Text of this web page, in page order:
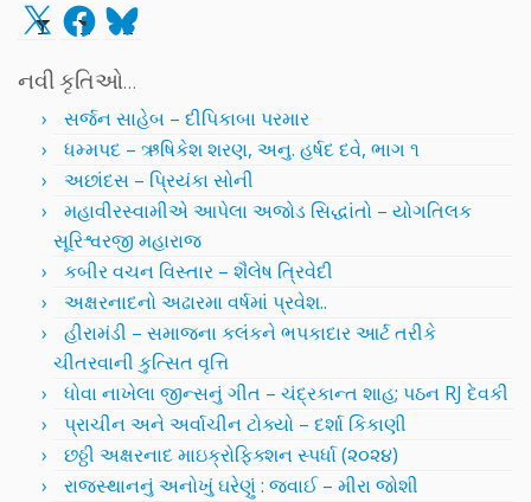
X Facebook
Bluesky
નવી કૃતિઓ…
સર્જન સાહેબ – દીપિકાબા પરમાર
ધમ્મપદ – ઋષિકેશ શરણ, અનુ. હર્ષદ દવે, ભાગ ૧
અછાંદસ – પ્રિયંકા સોની
મહાવીરસ્વામીએ આપેલા અજોડ સિદ્ધાંતો – યોગતિલક
સૂરિશ્વરજી મહારાજ
કબીર વચન વિસ્તાર – શૈલેષ ત્રિવેદી
અક્ષરનાદનો અઢારમા વર્ષમાં પ્રવેશ..
હીરામંડી – સમાજના કલંકને ભપકાદાર આર્ટ તરીકે
ચીતરવાની કુત્સિત વૃત્તિ
ધોવા નાખેલા જીન્સનું ગીત – ચંદ્રકાન્ત શાહ; પઠન RJ દેવકી
પ્રાચીન અને અર્વાચીન ટોક્યો – દર્શા કિકાણી
છઠ્ઠી અક્ષરનાદ માઇક્રોફિક્શન સ્પર્ધા (૨૦૨૪)
રાજસ્થાનનું અનોખું ઘરેણું : જવાઈ – મીરા જોશી